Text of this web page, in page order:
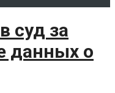
суд за
данных о